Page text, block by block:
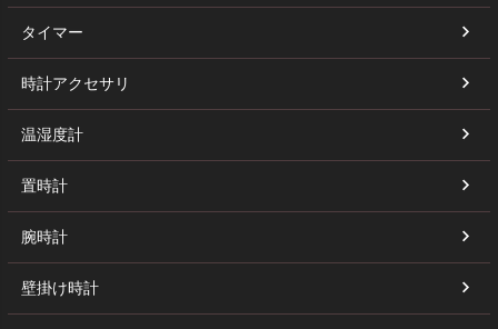
タイマー
時計アクセサリ
温湿度計
置時計
腕時計
壁掛け時計